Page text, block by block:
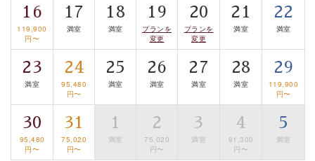
す。
※男性大浴場までのご移動には階段がございます。 予め
ご了承のほどお願いいたします。
■貸切温泉風呂 （40分2000円）
眺望はございませんが、源泉掛け流しの温泉の質を楽し
む貸切温泉風呂です。ゆったりといやされるプライベー
トな空間をお愉しみください。
16
119,900
円〜
17
満室
18
満室
19
プランを
変更
20
プランを
変更
21
満室
22
満室
23
満室
24
95,480
円〜
25
満室
26
満室
27
満室
28
満室
29
119,900
円〜
30
95,480
円〜
31
75,020
円〜
1
満室
2
75,020
円〜
3
満室
4
91,300
円〜
5
満室